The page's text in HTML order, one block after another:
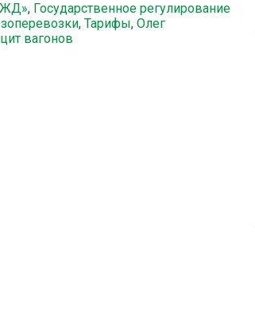
, Государственное регулирование
, Тарифы, Олег
вагонов